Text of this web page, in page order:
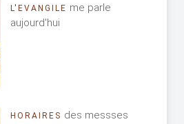
L'EVANGILE me parle
aujourd'hui
HORAIRES des messses